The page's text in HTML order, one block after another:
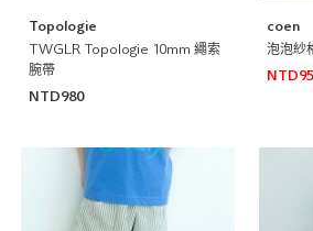
Topologie
TWGLR Topologie 10mm 繩索
腕帶
NTD980
coen
泡泡紗